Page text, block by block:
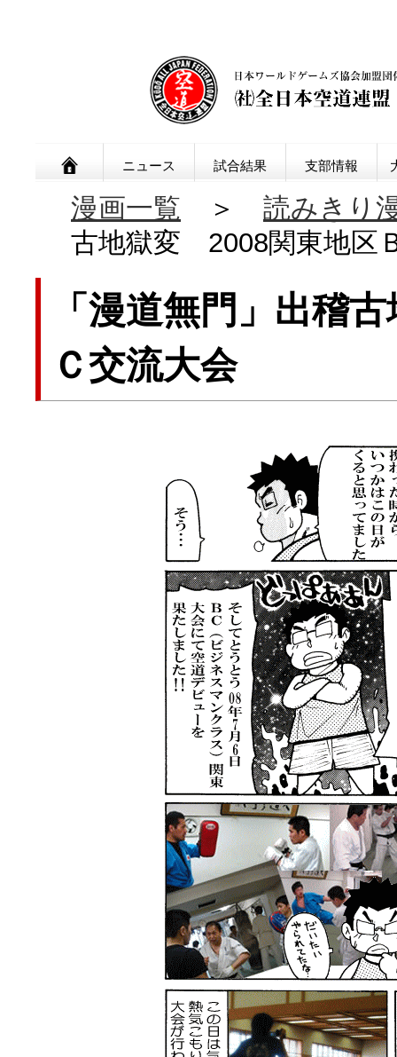
打撃系総合武道 大道塾総本
ニュース 試合結果 支部情報
漫画一覧 ＞ 読みきり
古地獄変 2008関東地区
「漫道無門」出稽
Ｃ交流大会